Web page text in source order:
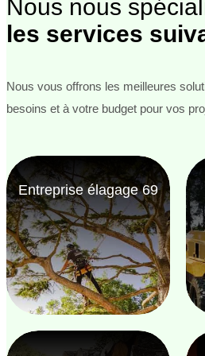
Nous nous
les services
Nous vous offrons les meilleures
besoins et à votre budget pour vos
Entreprise élagage 69